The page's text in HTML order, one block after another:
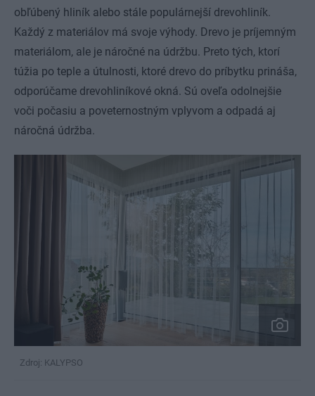
obľúbený hliník alebo stále populárnejší drevohliník.
Každý z materiálov má svoje výhody. Drevo je príjemným
materiálom, ale je náročné na údržbu. Preto tých, ktorí
túžia po teple a útulnosti, ktoré drevo do príbytku prináša,
odporúčame drevohliníkové okná. Sú oveľa odolnejšie
voči počasiu a poveternostným vplyvom a odpadá aj
náročná údržba.
Zdroj: KALYPSO